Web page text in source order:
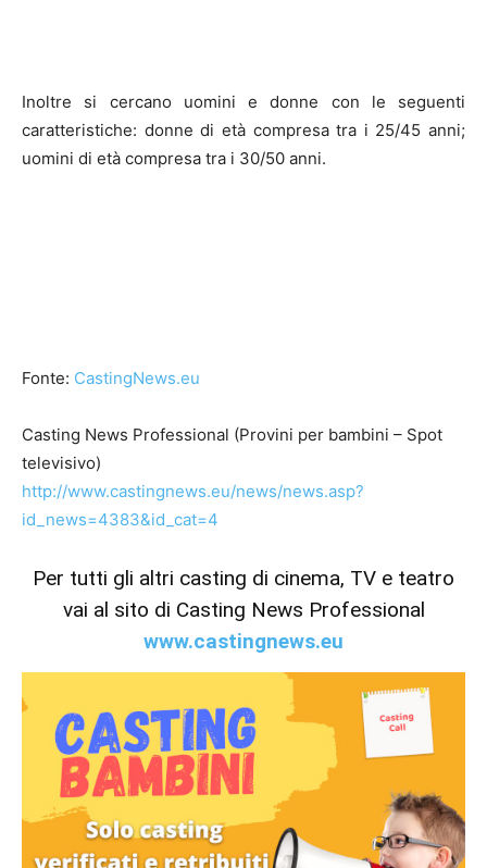
Inoltre si cercano uomini e donne con le seguenti
caratteristiche: donne di età compresa tra i 25/45 anni;
uomini di età compresa tra i 30/50 anni.
Fonte: CastingNews.eu
Casting News Professional (Provini per bambini – Spot
televisivo)
http://www.castingnews.eu/news/news.asp?
id_news=4383&id_cat=4
Per tutti gli altri casting di cinema, TV e teatro
vai al sito di Casting News Professional
www.castingnews.eu